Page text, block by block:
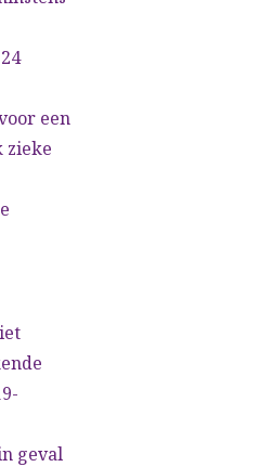
een
zieke
geval